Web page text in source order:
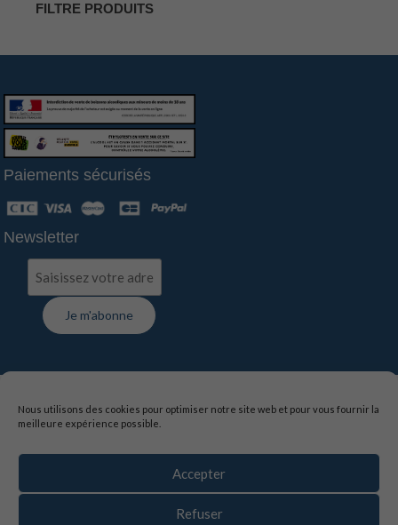
Nous utilisons des cookies pour optimiser notre site web et pour vous fournir la
meilleure expérience possible.
Accepter
Refuser
FILTRE PRODUITS
Paiements sécurisés
Newsletter
- Contact Livraison - Suivi de commande
Mentions légales
Conditions générales de vente
La vente d’alcool est interdite aux mineurs de moins de
18 ans, l’abus d’alcool est dangereux pour la santé,